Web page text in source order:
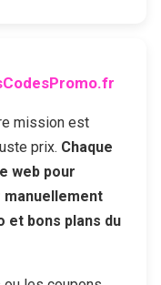
mission est
prix. Chaque
web pour
et bons plans du